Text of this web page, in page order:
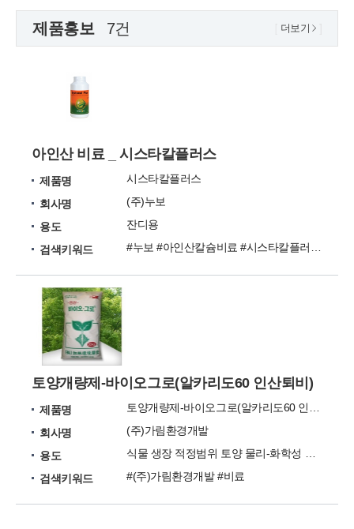
제품홍보 7건 더보기
아인산 비료 _ 시스타칼플러스
제품명
시스타칼플러스
회사명
(주)누보
용도
잔디용
검색키워드
토양개량제-바이오그로(알카리도60 인산퇴비)
제품명
회사명
(주)가림환경개발
용도
검색키워드
#(주)가림환경개발 #비료